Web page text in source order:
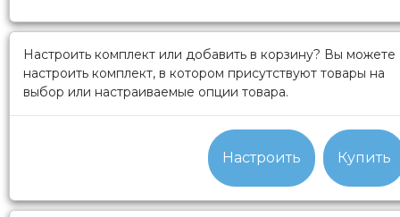
Настроить комплект или добавить в корзину? Вы можете
настроить комплект, в котором присутствуют товары на
выбор или настраиваемые опции товара.
Настроить Купить